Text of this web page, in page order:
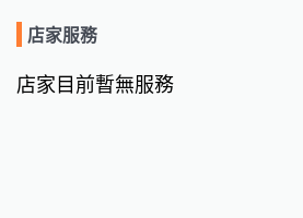
店家服務
店家目前暫無服務